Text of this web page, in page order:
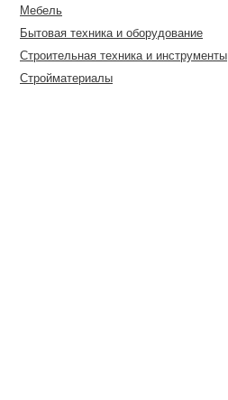
Мебель
Бытовая техника и оборудование
Строительная техника и инструменты
Стройматериалы